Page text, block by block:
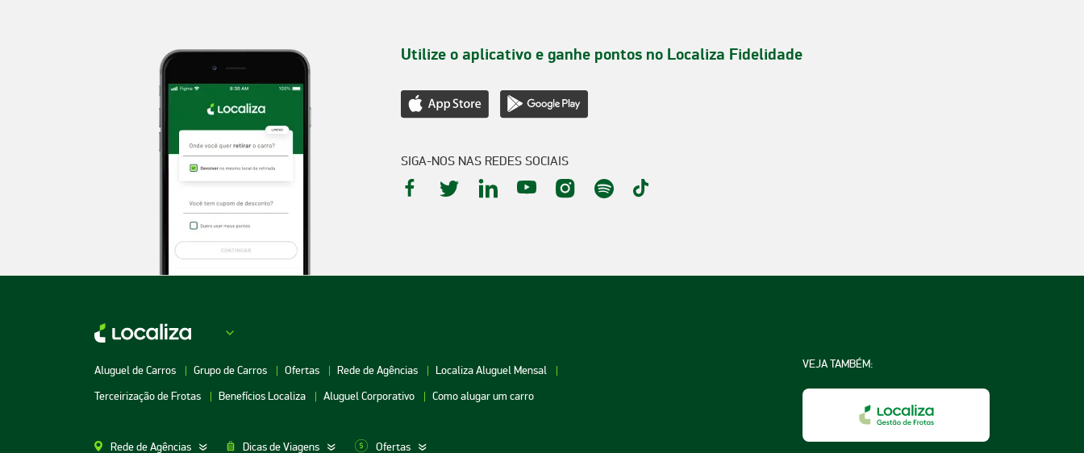
Utilize o aplicativo e ganhe pontos no Localiza Fidelidade
SIGA-NOS NAS REDES SOCIAIS
Aluguel de Carros Grupo de Carros Ofertas Rede de Agências
Localiza Aluguel Mensal
Terceirização de Frotas
Benefícios Localiza Aluguel Corporativo Como alugar um carro
Rede de Agências Dicas de Viagens Ofertas
VEJA TAMBÉM: